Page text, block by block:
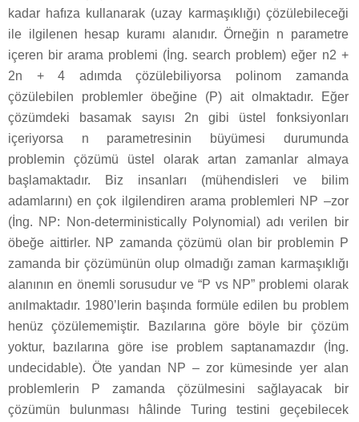
kadar hafıza kullanarak (uzay karmaşıklığı) çözülebileceği
ile ilgilenen hesap kuramı alanıdır. Örneğin n parametre
içeren bir arama problemi (İng. search problem) eğer n2 +
2n + 4 adımda çözülebiliyorsa polinom zamanda
çözülebilen problemler öbeğine (P) ait olmaktadır. Eğer
çözümdeki basamak sayısı 2n gibi üstel fonksiyonları
içeriyorsa n parametresinin büyümesi durumunda
problemin çözümü üstel olarak artan zamanlar almaya
başlamaktadır. Biz insanları (mühendisleri ve bilim
adamlarını) en çok ilgilendiren arama problemleri NP –zor
(İng. NP: Non-deterministically Polynomial) adı verilen bir
öbeğe aittirler. NP zamanda çözümü olan bir problemin P
zamanda bir çözümünün olup olmadığı zaman karmaşıklığı
alanının en önemli sorusudur ve “P vs NP” problemi olarak
anılmaktadır. 1980’lerin başında formüle edilen bu problem
henüz çözülememiştir. Bazılarına göre böyle bir çözüm
yoktur, bazılarına göre ise problem saptanamazdır (İng.
undecidable). Öte yandan NP – zor kümesinde yer alan
problemlerin P zamanda çözülmesini sağlayacak bir
çözümün bulunması hâlinde Turing testini geçebilecek